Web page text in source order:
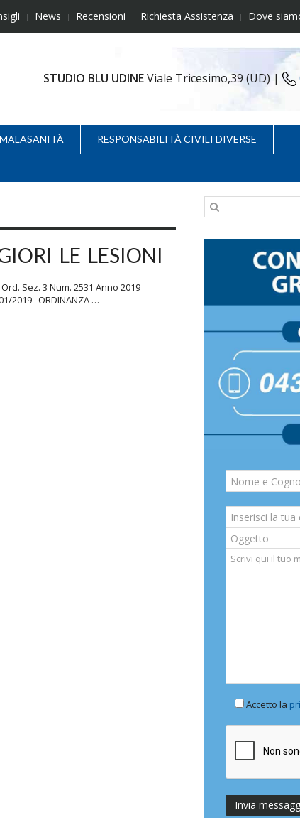
News Recensioni Richiesta Assistenza Dove
STUDIO BLU UDINEViale Tricesimo,39 (UD) |
MALASANITÀ RESPONSABILITÀ CIVILI DIVERSE
LE LESIONI
Num. 2531 Anno 2019
2019 ORDINANZA …
Accetto la